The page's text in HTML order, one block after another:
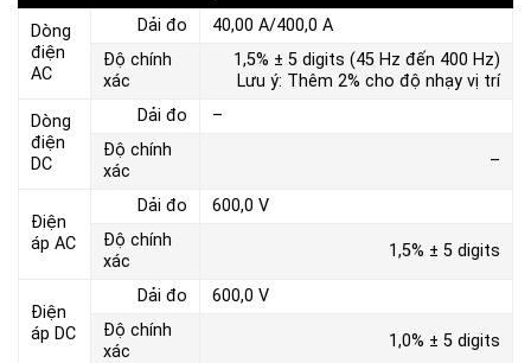
Dòng
điện
AC
Dải đo
40,00 A/400,0 A
Độ chính
xác
1,5% ± 5 digits (45 Hz đến 400 Hz)
Lưu ý: Thêm 2% cho độ nhạy vị trí
Dòng
điện
DC
Dải đo
–
Độ chính
xác
–
Điện
áp AC
Dải đo
600,0 V
Độ chính
xác
1,5% ± 5 digits
Điện
áp DC
Dải đo
600,0 V
Độ chính
xác
1,0% ± 5 digits